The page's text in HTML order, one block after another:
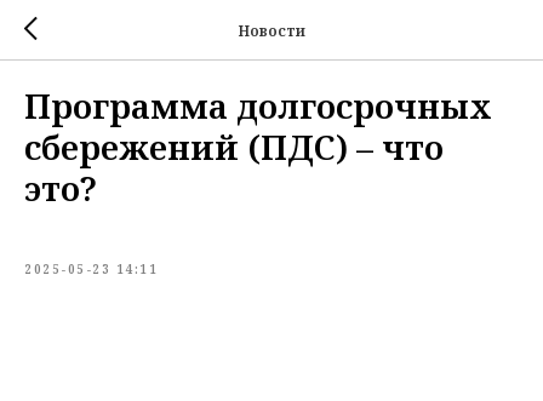
Новости
Программа долгосрочных
сбережений (ПДС) – что
это?
2025-05-23 14:11